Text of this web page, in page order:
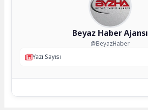
Beyaz Haber Ajansı
@BeyazHaber
Yazı Sayısı